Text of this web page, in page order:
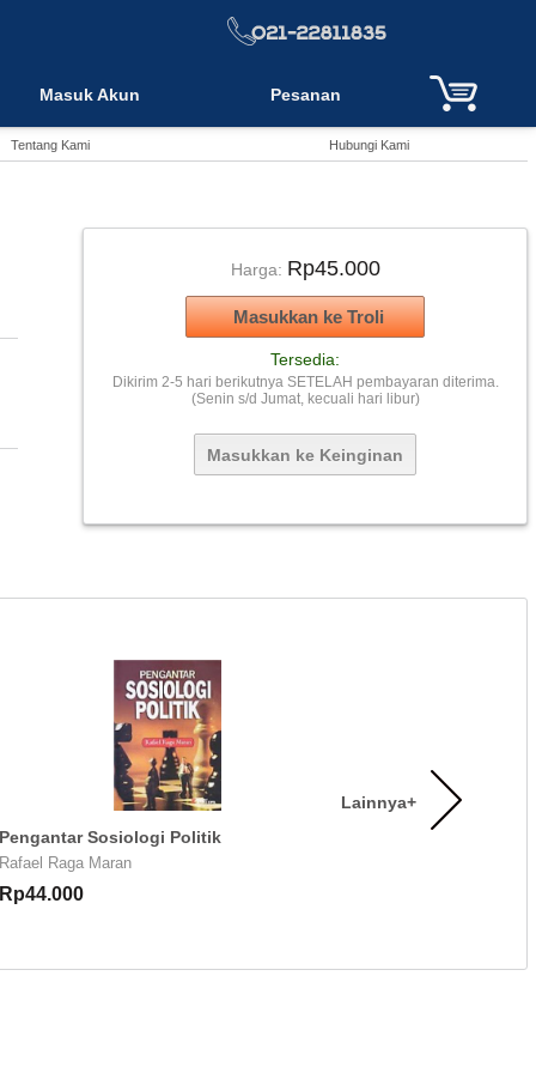
Masuk Akun Pesanan
Tentang Kami Hubungi Kami
Harga: Rp45.000
Tersedia:
Dikirim 2-5 hari berikutnya SETELAH pembayaran diterima.
(Senin s/d Jumat, kecuali hari libur)
Pengantar Sosiologi Politik
Rafael Raga Maran
Rp44.000
Lainnya+